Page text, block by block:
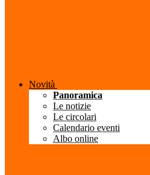
Novità
Panoramica
Le notizie
Le circolari
Calendario eventi
Albo online